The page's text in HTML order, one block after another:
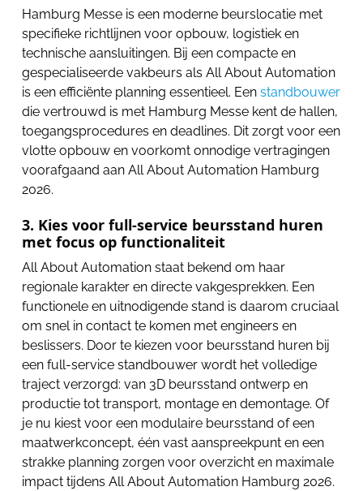
Hamburg Messe is een moderne beurslocatie met
specifieke richtlijnen voor opbouw, logistiek en
technische aansluitingen. Bij een compacte en
gespecialiseerde vakbeurs als All About Automation
is een efficiënte planning essentieel. Een standbouwer
die vertrouwd is met Hamburg Messe kent de hallen,
toegangsprocedures en deadlines. Dit zorgt voor een
vlotte opbouw en voorkomt onnodige vertragingen
voorafgaand aan All About Automation Hamburg
2026.
3. Kies voor full-service beursstand huren
met focus op functionaliteit
All About Automation staat bekend om haar
regionale karakter en directe vakgesprekken. Een
functionele en uitnodigende stand is daarom cruciaal
om snel in contact te komen met engineers en
beslissers. Door te kiezen voor beursstand huren bij
een full-service standbouwer wordt het volledige
traject verzorgd: van 3D beursstand ontwerp en
productie tot transport, montage en demontage. Of
je nu kiest voor een modulaire beursstand of een
maatwerkconcept, één vast aanspreekpunt en een
strakke planning zorgen voor overzicht en maximale
impact tijdens All About Automation Hamburg 2026.